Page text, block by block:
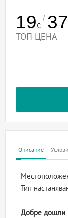
19€
/ 37
ТОП ЦЕНА
Описание
Тип
Добре дошли